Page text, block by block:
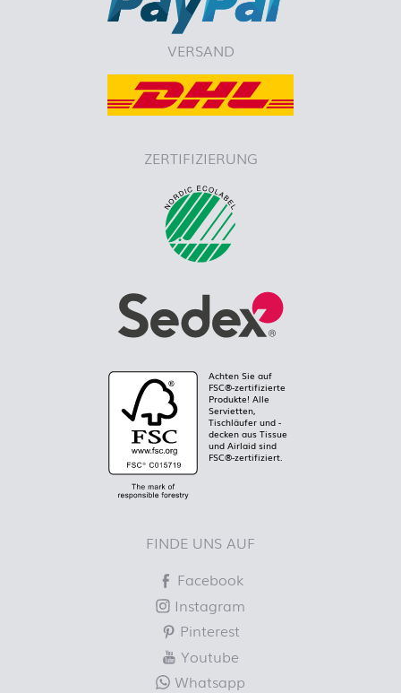
VERSAND
ZERTIFIZIERUNG
Achten Sie auf
FSC®-zertifizierte
Produkte! Alle
Servietten,
Tischläufer und -
decken aus Tissue
und Airlaid sind
FSC®-zertifiziert.
FINDE UNS AUF
Facebook
Instagram
Pinterest
Youtube
Whatsapp